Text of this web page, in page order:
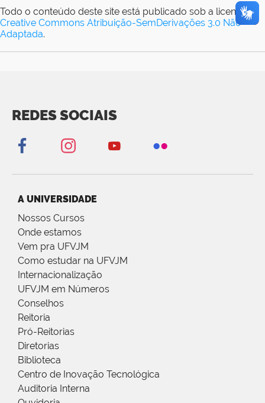
Todo o conteúdo deste site está publicado sob a licença
Creative Commons Atribuição-SemDerivações 3.0 Não
Adaptada.
REDES SOCIAIS
A UNIVERSIDADE
Nossos Cursos
Onde estamos
Vem pra UFVJM
Como estudar na UFVJM
Internacionalização
UFVJM em Números
Conselhos
Reitoria
Pró-Reitorias
Diretorias
Biblioteca
Centro de Inovação Tecnológica
Auditoria Interna